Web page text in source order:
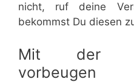
nicht, ruf deine
bekommst Du diesen
Mit der
vorbeugen